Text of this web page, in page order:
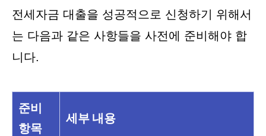
전세자금 대출을 성공적으로 신청하기 위해서
는 다음과 같은 사항들을 사전에 준비해야 합
니다.
준비
항목
세부 내용